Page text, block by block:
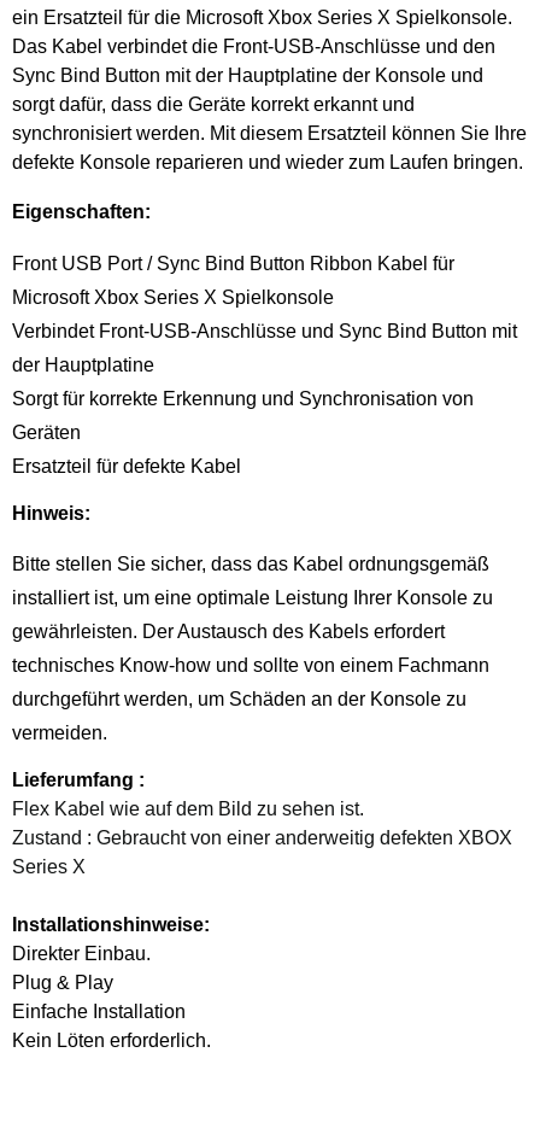
ein Ersatzteil für die Microsoft Xbox Series X Spielkonsole.
Das Kabel verbindet die Front-USB-Anschlüsse und den
Sync Bind Button mit der Hauptplatine der Konsole und
sorgt dafür, dass die Geräte korrekt erkannt und
synchronisiert werden. Mit diesem Ersatzteil können Sie Ihre
defekte Konsole reparieren und wieder zum Laufen bringen.
Eigenschaften:
Front USB Port / Sync Bind Button Ribbon Kabel für
Microsoft Xbox Series X Spielkonsole
Verbindet Front-USB-Anschlüsse und Sync Bind Button mit
der Hauptplatine
Sorgt für korrekte Erkennung und Synchronisation von
Geräten
Ersatzteil für defekte Kabel
Hinweis:
Bitte stellen Sie sicher, dass das Kabel ordnungsgemäß
installiert ist, um eine optimale Leistung Ihrer Konsole zu
gewährleisten. Der Austausch des Kabels erfordert
technisches Know-how und sollte von einem Fachmann
durchgeführt werden, um Schäden an der Konsole zu
vermeiden.
Lieferumfang :
Flex Kabel wie auf dem Bild zu sehen ist.
Zustand : Gebraucht von einer anderweitig defekten XBOX
Series X
Installationshinweise:
Direkter Einbau.
Plug & Play
Einfache Installation
Kein Löten erforderlich.